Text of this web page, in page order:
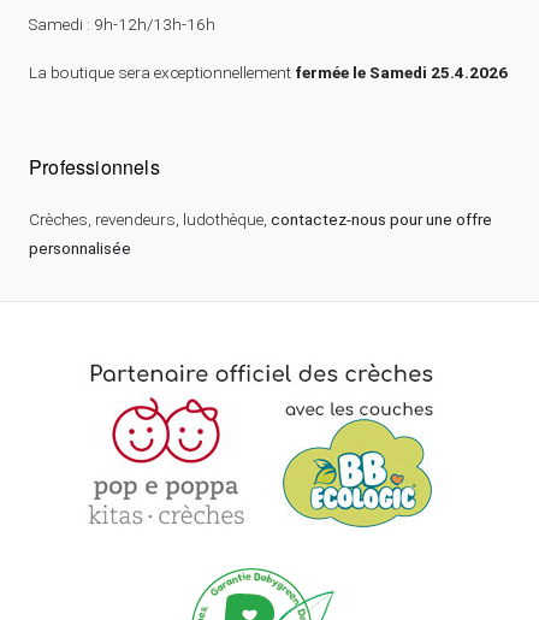
Samedi : 9h-12h/13h-16h
La boutique sera exceptionnellement fermée le Samedi 25.4.2026
Professionnels
Crèches, revendeurs, ludothèque, contactez-nous pour une offre
personnalisée